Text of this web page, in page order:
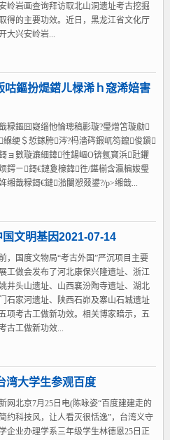
岭岩画查询拜访取北山洞遗址考古挖掘
得的主要功效。近日，黑龙江省文化厅
大兴安岭岩...
咕鏂扮煶鍣ㄦ椂浠ｈ窛浠婄害
粶鏂囧寲缁忚惀璁稿彲璇?璺熷笘璇勮
緥绠＄悊鎵胯涔?杩濇硶鍜屼笉鑹俊鎭
ョ數璇濓細鍏徃鍚嶇О锛氬寳浜瓧鑺
鍔ㄧ鎶€鏈夐檺鍏徃/鍖椾含瀛楄妭璺
缃戠粶鎶€鏈湁闄愬叕鍙?/p˃缃戠...
文明基因2021-07-14
，国度文物局“考古外国”严沉项目主要
工做会发布了河北康保兴隆遗址、浙江
井头山遗址、山西襄汾陶寺遗址、湖北
石家河遗址、陕西石峁及寨山石城遗址
项考古工做新功效。相关博家暗示，五
古工做新功效...
湾大学生参观百度
网北京7月25日电(陈咏姿“百度建建走的
约科技风，让人看灭很恬逸”，台湾义守
企业办理学系三年级学生林德恩25日正